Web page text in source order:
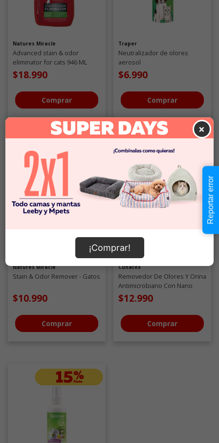
×
¡Comprar!
Natures Miracle
Advanced stain & odor
eliminator for cats 946 ML
$18.990
Comprar
Traper
Neutralizador de olores
aerosol
$6.990
Comprar
Natures Miracle
Stain & Odor Remover - Gatos
$10.990
Comprar
Cunatex
Removedor De Olores Y Orina
Antimicrobiano Con Nano
Cobre Para Gatos
$12.990
Comprar
Reportar error